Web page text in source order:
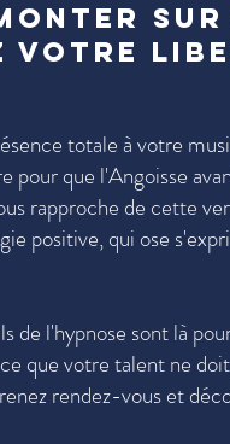
sur
votre
totale à votre
pour que l'Angoisse
rapproche de cette
positive, qui ose
de l'hypnose sont là
que votre talent ne
rendez-vous et